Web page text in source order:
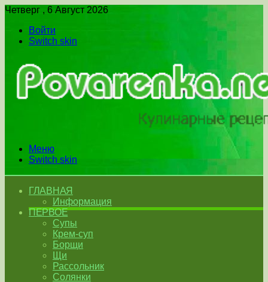
Четверг , 6 Август 2026
Войти
Switch skin
Меню
Switch skin
ГЛАВНАЯ
Информация
ПЕРВОЕ
Супы
Крем-суп
Борщи
Щи
Рассольник
Солянки